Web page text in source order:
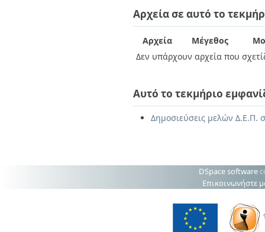
Αρχεία σε αυτό το
Αρχεία Μέγεθος
Δεν υπάρχουν αρχεία που
Αυτό το τεκμήριο
Δημοσιεύσεις μελών Δ.Ε.Π.
DSpace software
Επικοινωνήστε